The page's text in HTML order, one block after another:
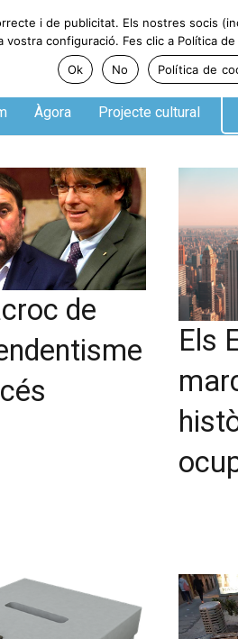
Àgora Projecte cultural
de
Els
i de publicitat. Els nostres socis
configuració. Fes clic a Política
Ok
No Política de